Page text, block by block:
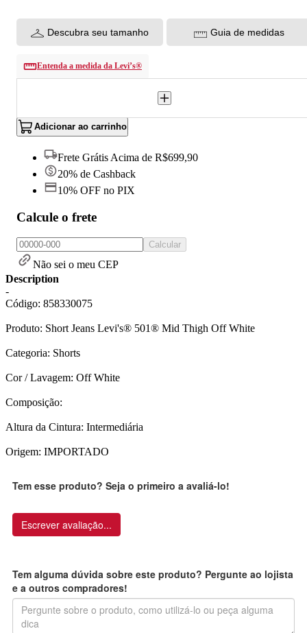
Descubra seu tamanho Guia de medidas
Entenda a medida da Levi’s®
Adicionar ao carrinho
Frete Grátis Acima de R$699,90
20% de Cashback
10% OFF no PIX
Calcule o frete
Calcular
Não sei o meu CEP
Description
-
Código: 858330075
Produto: Short Jeans Levi's® 501® Mid Thigh Off White
Categoria: Shorts
Cor / Lavagem: Off White
Composição:
Altura da Cintura: Intermediária
Origem: IMPORTADO
Tem esse produto? Seja o primeiro a avaliá-lo!
Escrever avaliação...
Tem alguma dúvida sobre este produto? Pergunte ao lojista
e a outros compradores!